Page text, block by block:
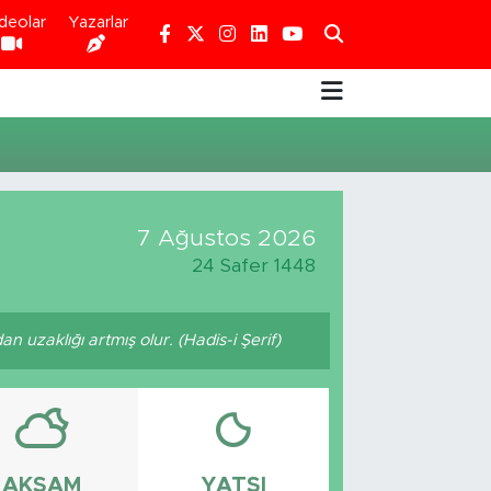
Yazarlar
7 Ağustos 2026
24 Safer 1448
uzaklığı artmış olur. (Hadis-i Şerif)
AKŞAM YATSI